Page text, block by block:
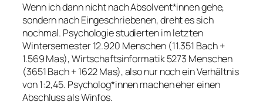
Wenn ich dann nicht nach Absolvent*innen gehe,
sondern nach Eingeschriebenen, dreht es sich
nochmal. Psychologie studierten im letzten
Wintersemester 12.920 Menschen (11.351 Bach +
1.569 Mas), Wirtschaftsinformatik 5273 Menschen
(3651 Bach + 1622 Mas), also nur noch ein Verhältnis
von 1:2,45. Psycholog*innen machen eher einen
Abschluss als Winfos.